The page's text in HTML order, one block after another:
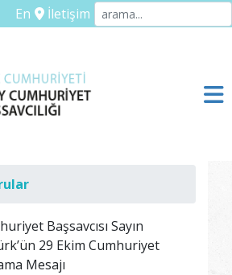
En İletişim
Başsavcısı Sayın
29 Ekim Cumhuriyet
Mesajı